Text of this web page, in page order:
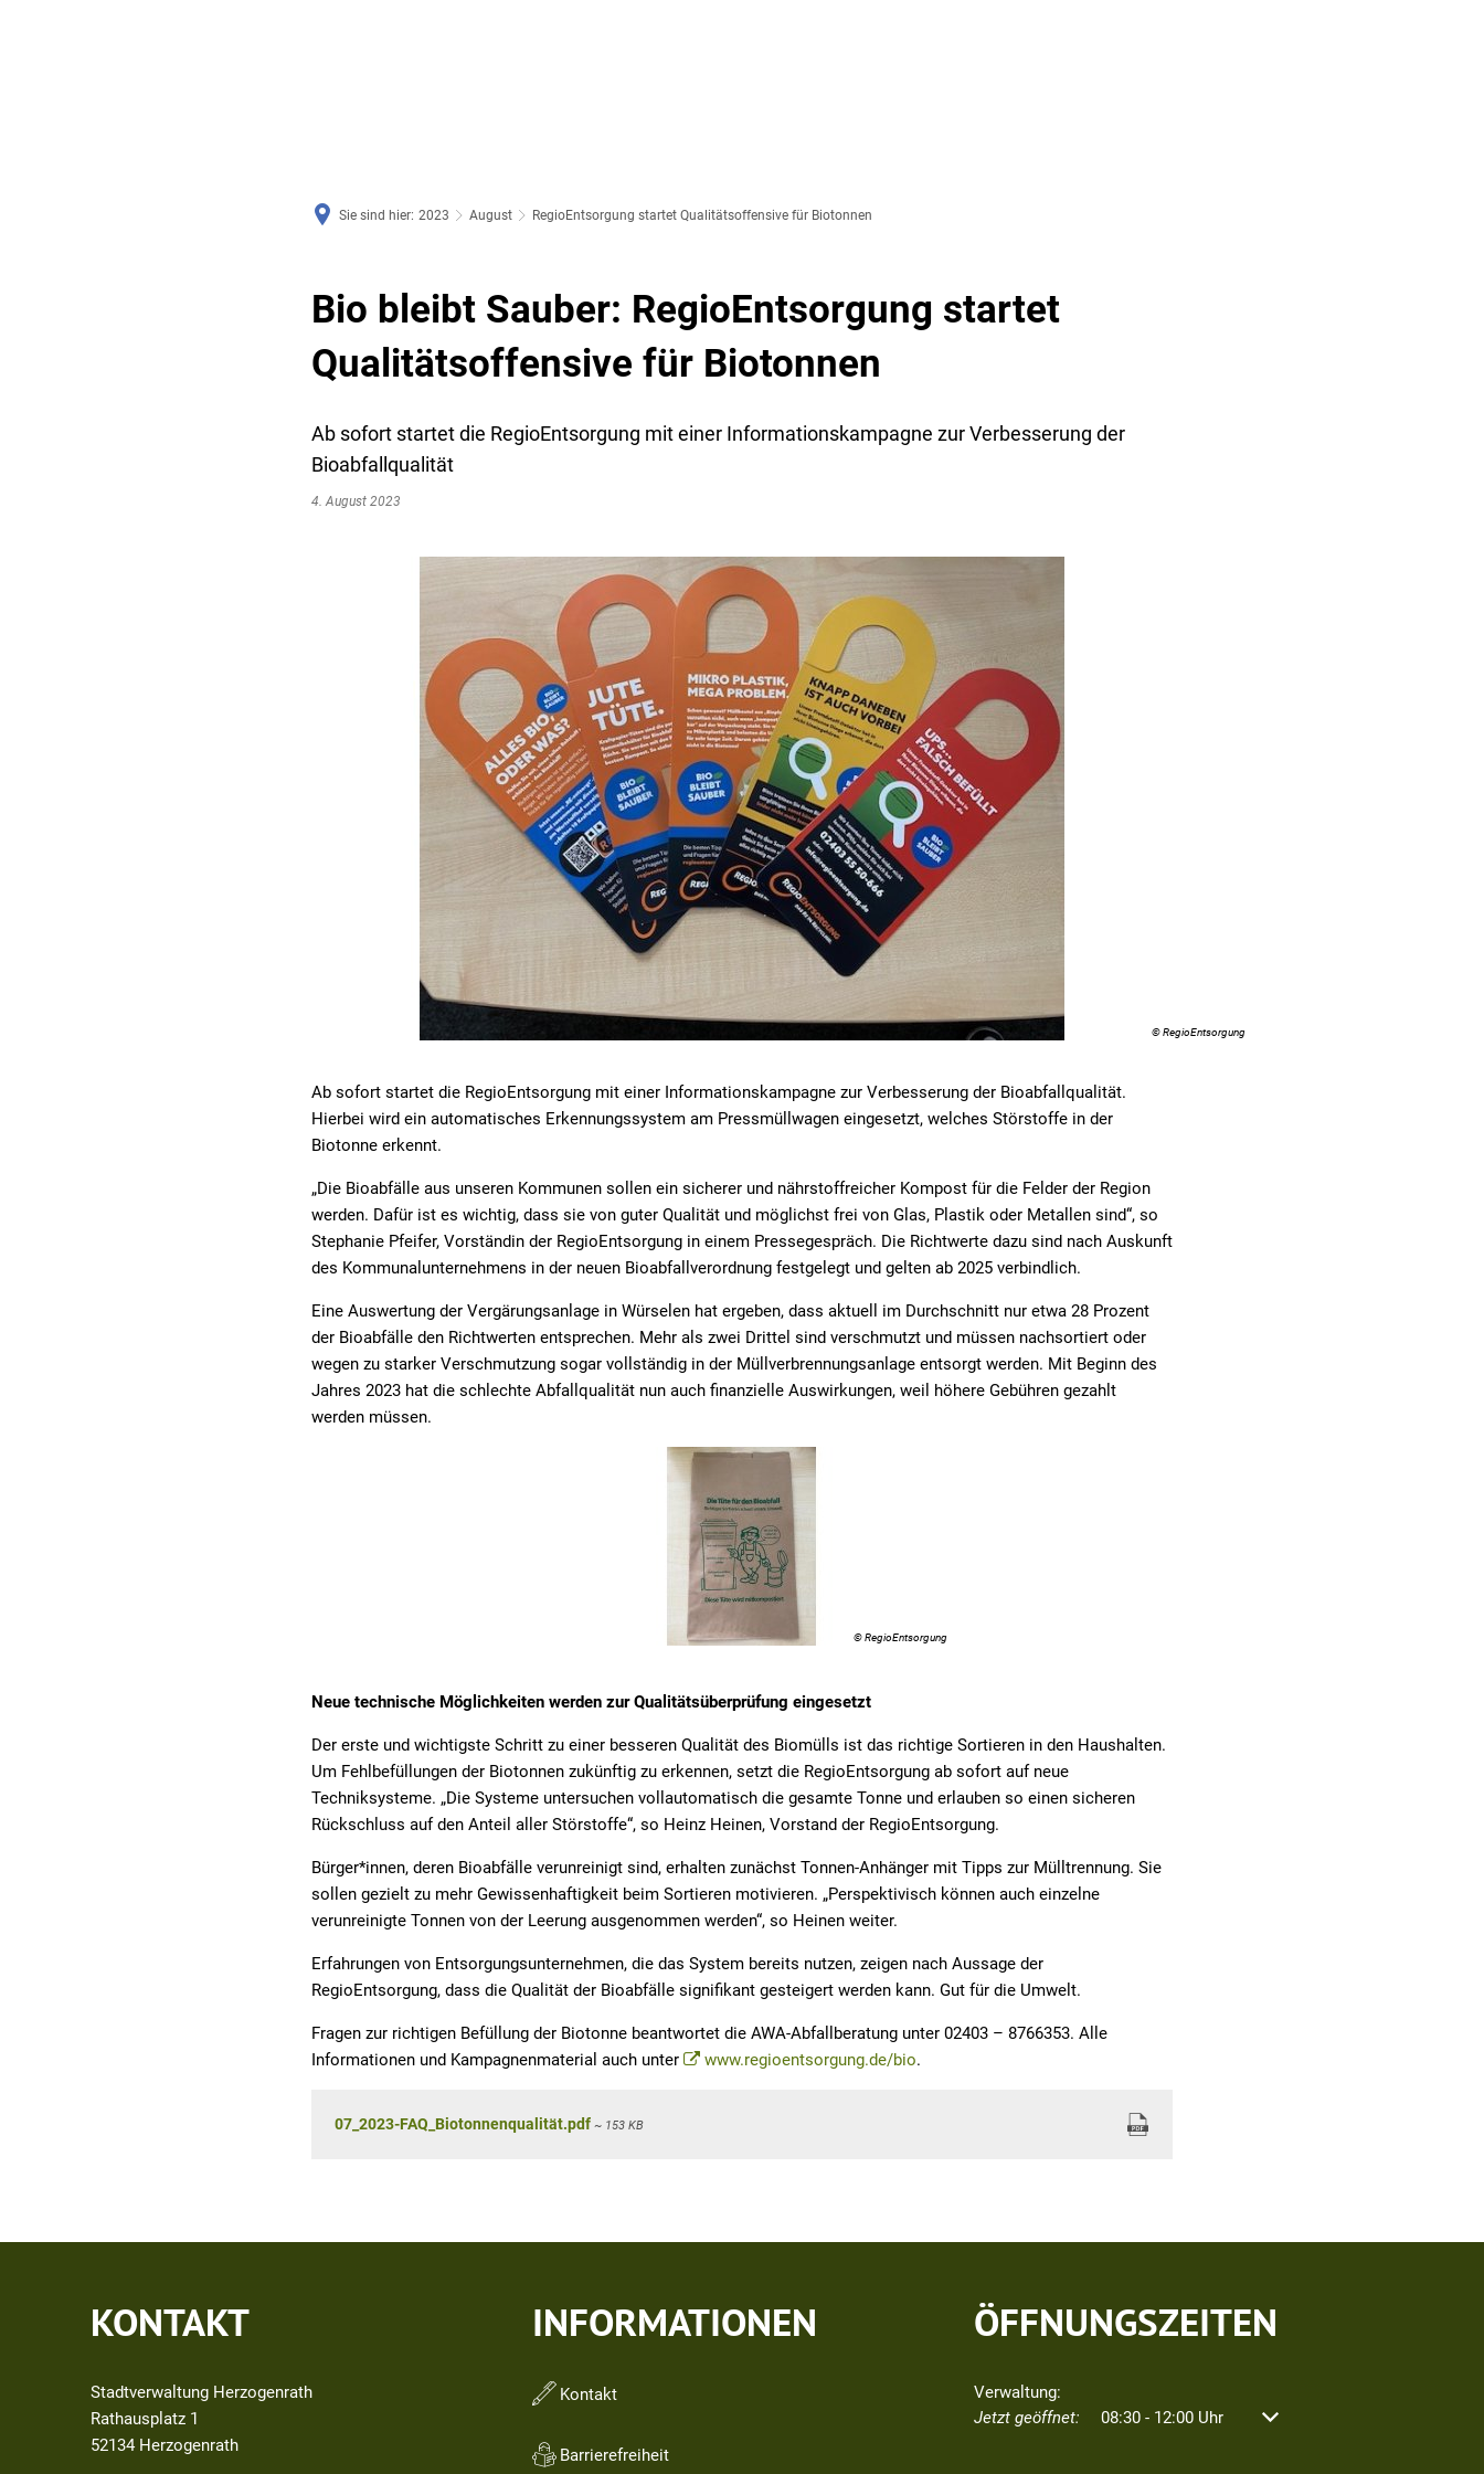
Sie sind hier: 2023 August RegioEntsorgung startet Qualitätsoffensive für Biotonnen
Bio bleibt Sauber: RegioEntsorgung startet
Qualitätsoffensive für Biotonnen
Ab sofort startet die RegioEntsorgung mit einer Informationskampagne zur Verbesserung der
Bioabfallqualität
4. August 2023
© RegioEntsorgung
Ab sofort startet die RegioEntsorgung mit einer Informationskampagne zur Verbesserung der Bioabfallqualität.
Hierbei wird ein automatisches Erkennungssystem am Pressmüllwagen eingesetzt, welches Störstoffe in der
Biotonne erkennt.
„Die Bioabfälle aus unseren Kommunen sollen ein sicherer und nährstoffreicher Kompost für die Felder der Region
werden. Dafür ist es wichtig, dass sie von guter Qualität und möglichst frei von Glas, Plastik oder Metallen sind“, so
Stephanie Pfeifer, Vorständin der RegioEntsorgung in einem Pressegespräch. Die Richtwerte dazu sind nach Auskunft
des Kommunalunternehmens in der neuen Bioabfallverordnung festgelegt und gelten ab 2025 verbindlich.
Eine Auswertung der Vergärungsanlage in Würselen hat ergeben, dass aktuell im Durchschnitt nur etwa 28 Prozent
der Bioabfälle den Richtwerten entsprechen. Mehr als zwei Drittel sind verschmutzt und müssen nachsortiert oder
wegen zu starker Verschmutzung sogar vollständig in der Müllverbrennungsanlage entsorgt werden. Mit Beginn des
Jahres 2023 hat die schlechte Abfallqualität nun auch finanzielle Auswirkungen, weil höhere Gebühren gezahlt
werden müssen.
© RegioEntsorgung
Neue technische Möglichkeiten werden zur Qualitätsüberprüfung eingesetzt
Der erste und wichtigste Schritt zu einer besseren Qualität des Biomülls ist das richtige Sortieren in den Haushalten.
Um Fehlbefüllungen der Biotonnen zukünftig zu erkennen, setzt die RegioEntsorgung ab sofort auf neue
Techniksysteme. „Die Systeme untersuchen vollautomatisch die gesamte Tonne und erlauben so einen sicheren
Rückschluss auf den Anteil aller Störstoffe“, so Heinz Heinen, Vorstand der RegioEntsorgung.
Bürger*innen, deren Bioabfälle verunreinigt sind, erhalten zunächst Tonnen-Anhänger mit Tipps zur Mülltrennung. Sie
sollen gezielt zu mehr Gewissenhaftigkeit beim Sortieren motivieren. „Perspektivisch können auch einzelne
verunreinigte Tonnen von der Leerung ausgenommen werden“, so Heinen weiter.
Erfahrungen von Entsorgungsunternehmen, die das System bereits nutzen, zeigen nach Aussage der
RegioEntsorgung, dass die Qualität der Bioabfälle signifikant gesteigert werden kann. Gut für die Umwelt.
Fragen zur richtigen Befüllung der Biotonne beantwortet die AWA-Abfallberatung unter 02403 – 8766353. Alle
Informationen und Kampagnenmaterial auch unter
www.regioentsorgung.de/bio.
07_2023-FAQ_Biotonnenqualität.pdf ~ 153 KB
KONTAKT
Stadtverwaltung Herzogenrath
Rathausplatz 1
52134 Herzogenrath
INFORMATIONEN
Kontakt
Barrierefreiheit
ÖFFNUNGSZEITEN
Verwaltung:
Klicken, um weitere Öffnungs- oder Schließzeiten auszublenden
Jetzt geöffnet: 08:30 - 12:00 Uhr Von 08:30 bis 12:00 Uhr